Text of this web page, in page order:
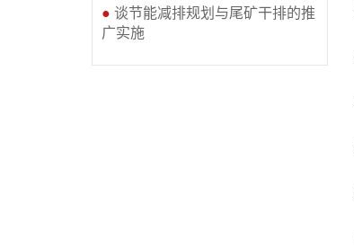
● 谈节能减排规划与尾矿干排的推
广实施